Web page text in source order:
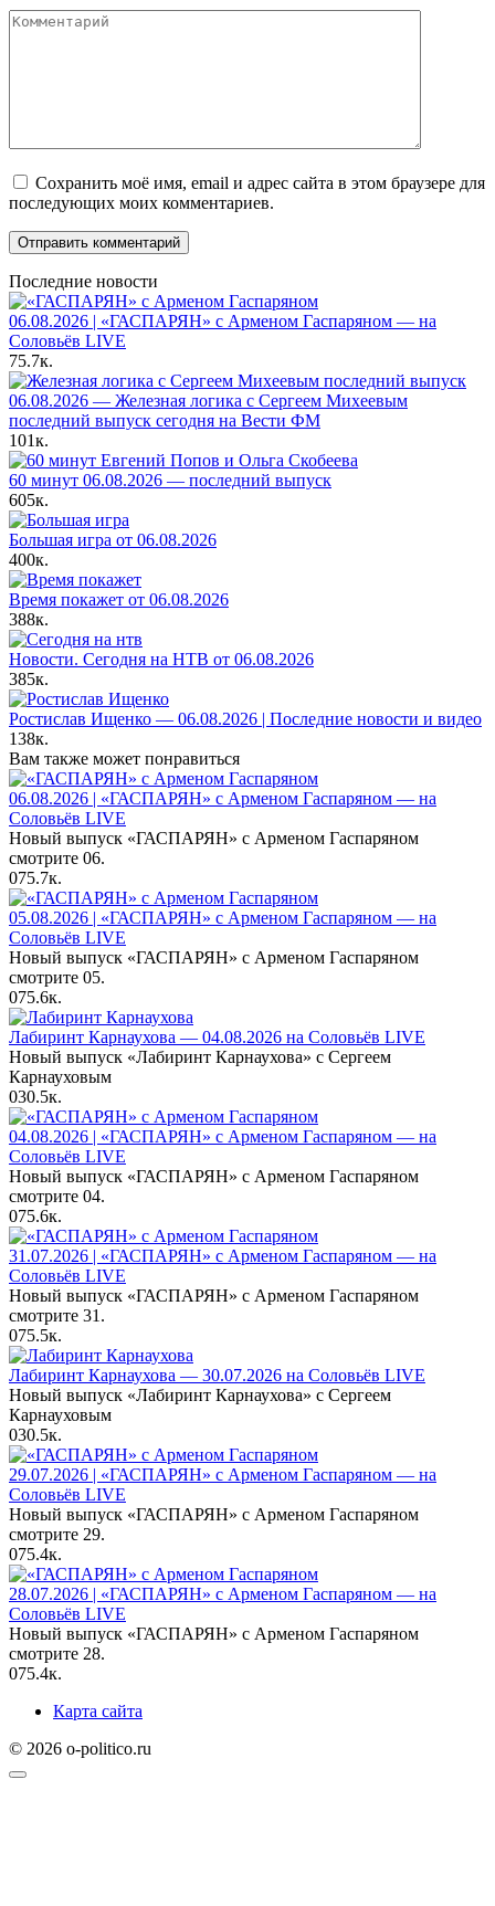
Комментарий
Сохранить моё имя, email и адрес сайта в этом браузере для
последующих моих комментариев.
Последние новости
06.08.2026 | «ГАСПАРЯН» с Арменом Гаспаряном — на
Соловьёв LIVE
75.7к.
06.08.2026 — Железная логика с Сергеем Михеевым
последний выпуск сегодня на Вести ФМ
101к.
60 минут 06.08.2026 — последний выпуск
605к.
Большая игра от 06.08.2026
400к.
Время покажет от 06.08.2026
388к.
Новости. Сегодня на НТВ от 06.08.2026
385к.
Ростислав Ищенко — 06.08.2026 | Последние новости и видео
138к.
Вам также может понравиться
06.08.2026 | «ГАСПАРЯН» с Арменом Гаспаряном — на
Соловьёв LIVE
Новый выпуск «ГАСПАРЯН» с Арменом Гаспаряном
смотрите 06.
075.7к.
05.08.2026 | «ГАСПАРЯН» с Арменом Гаспаряном — на
Соловьёв LIVE
Новый выпуск «ГАСПАРЯН» с Арменом Гаспаряном
смотрите 05.
075.6к.
Лабиринт Карнаухова — 04.08.2026 на Соловьёв LIVE
Новый выпуск «Лабиринт Карнаухова» с Сергеем
Карнауховым
030.5к.
04.08.2026 | «ГАСПАРЯН» с Арменом Гаспаряном — на
Соловьёв LIVE
Новый выпуск «ГАСПАРЯН» с Арменом Гаспаряном
смотрите 04.
075.6к.
31.07.2026 | «ГАСПАРЯН» с Арменом Гаспаряном — на
Соловьёв LIVE
Новый выпуск «ГАСПАРЯН» с Арменом Гаспаряном
смотрите 31.
075.5к.
Лабиринт Карнаухова — 30.07.2026 на Соловьёв LIVE
Новый выпуск «Лабиринт Карнаухова» с Сергеем
Карнауховым
030.5к.
29.07.2026 | «ГАСПАРЯН» с Арменом Гаспаряном — на
Соловьёв LIVE
Новый выпуск «ГАСПАРЯН» с Арменом Гаспаряном
смотрите 29.
075.4к.
28.07.2026 | «ГАСПАРЯН» с Арменом Гаспаряном — на
Соловьёв LIVE
Новый выпуск «ГАСПАРЯН» с Арменом Гаспаряном
смотрите 28.
075.4к.
Карта сайта
© 2026 o-politico.ru